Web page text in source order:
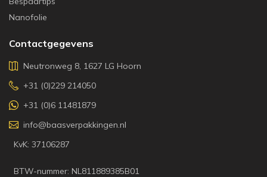
Nanofolie
Contactgegevens
Neutronweg 8, 1627 LG Hoorn
+31 (0)229 214050
+31 (0)6 11481879
info@baasverpakkingen.nl
KvK: 37106287
BTW-nummer: NL811889385B01